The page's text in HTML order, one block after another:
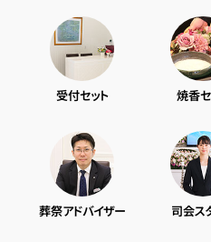
受付セット 焼香
葬祭アドバイザー 司会ス